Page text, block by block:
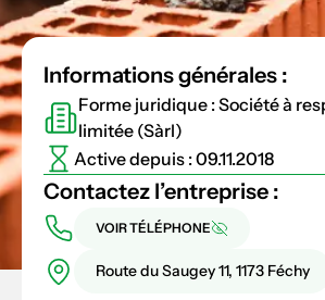
Informations générales :
Forme juridique : Société à
limitée (Sàrl)
Active depuis : 09.11.2018
Contactez l’entreprise :
VOIR TÉLÉPHONE
Route du Saugey 11, 1173 Féchy